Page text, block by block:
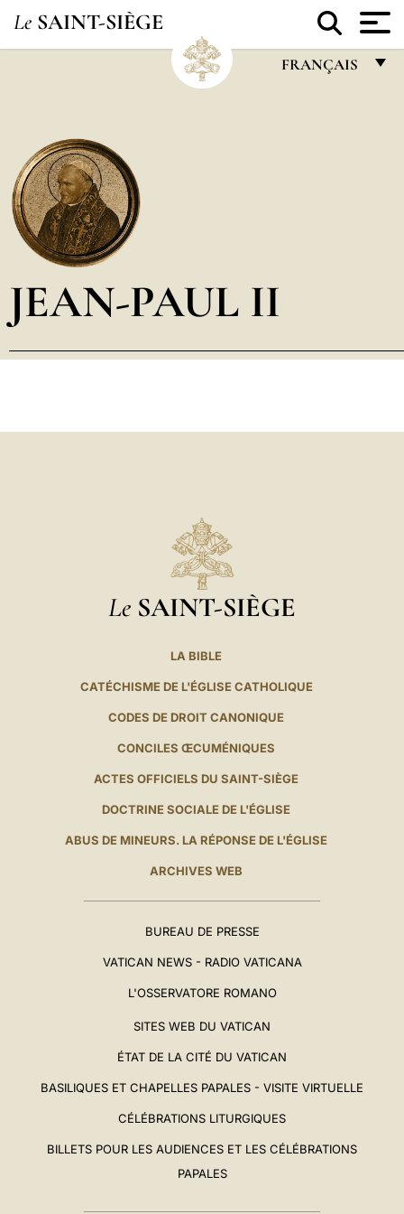
Le SAINT-SIÈGE
FRANÇAIS
العربيّة
JEAN-PAUL II
Le SAINT-SIÈGE
LA BIBLE
CATÉCHISME DE L'ÉGLISE CATHOLIQUE
CODES DE DROIT CANONIQUE
CONCILES ŒCUMÉNIQUES
ACTES OFFICIELS DU SAINT-SIÈGE
DOCTRINE SOCIALE DE L'ÉGLISE
ABUS DE MINEURS. LA RÉPONSE DE L'ÉGLISE
ARCHIVES WEB
BUREAU DE PRESSE
VATICAN NEWS - RADIO VATICANA
L'OSSERVATORE ROMANO
SITES WEB DU VATICAN
ÉTAT DE LA CITÉ DU VATICAN
BASILIQUES ET CHAPELLES PAPALES - VISITE VIRTUELLE
CÉLÉBRATIONS LITURGIQUES
BILLETS POUR LES AUDIENCES ET LES CÉLÉBRATIONS
PAPALES